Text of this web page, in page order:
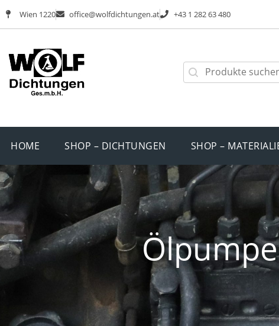
Wien 1220 office@wolfdichtungen.at +43 1 282 63 480
HOME SHOP – DICHTUNGEN SHOP –